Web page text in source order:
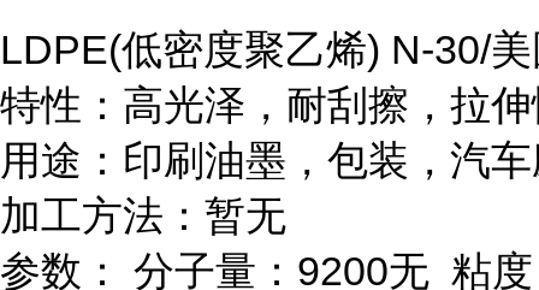
LDPE(低密度聚乙烯) N-30/
特性：高光泽，耐刮擦，拉
用途：印刷油墨，包装，汽
加工方法：暂无
参数：
分子量： 9200无 粘